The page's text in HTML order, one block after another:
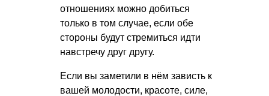
отношениях можно добиться
только в том случае, если обе
стороны будут стремиться идти
навстречу друг другу.
Если вы заметили в нём зависть к
вашей молодости, красоте, силе,